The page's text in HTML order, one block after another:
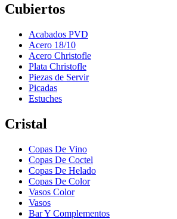
Cubiertos
Acabados PVD
Acero 18/10
Acero Christofle
Plata Christofle
Piezas de Servir
Picadas
Estuches
Cristal
Copas De Vino
Copas De Coctel
Copas De Helado
Copas De Color
Vasos Color
Vasos
Bar Y Complementos